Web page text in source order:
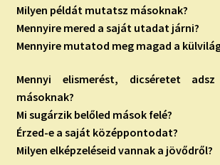
Milyen példát mutatsz másoknak?
Mennyire mered a saját utadat járni?
Mennyire mutatod meg magad a
Mennyi elismerést, dicséretet
másoknak?
Mi sugárzik belőled mások felé?
Érzed-e a saját középpontodat?
Milyen elképzeléseid vannak a jövődről?